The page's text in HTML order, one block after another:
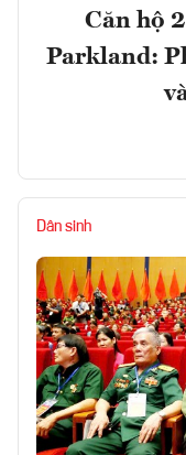
Căn hộ
Parkland:
Dân sinh